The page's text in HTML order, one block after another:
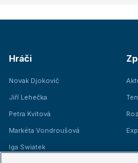
Hráči
Novak Djokovič
Jiří Lehečka
Petra Kvitová
Markéta Vondroušová
Iga Swiatek